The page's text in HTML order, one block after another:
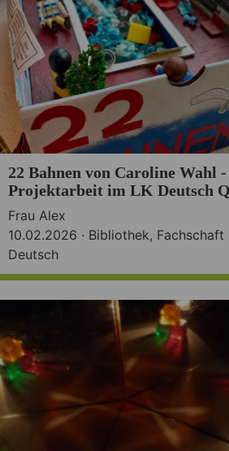
22 Bahnen von Caroline Wahl -
Projektarbeit im LK Deutsch
Frau Alex
10.02.2026 · Bibliothek, Fachschaft
Deutsch